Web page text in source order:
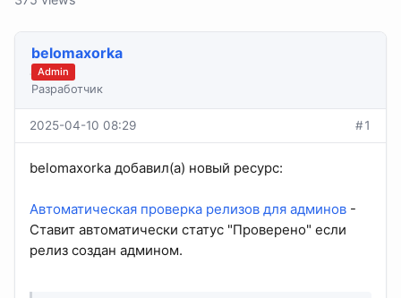
belomaxorka
Admin
Разработчик
2025-04-10 08:29 #1
belomaxorka добавил(а) новый ресурс:
Автоматическая проверка релизов для админов -
Ставит автоматически статус "Проверено" если
релиз создан админом.